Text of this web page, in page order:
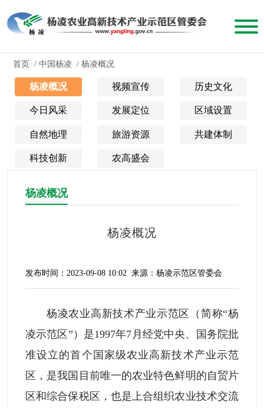
首页 / 中国杨凌 / 杨凌概况
杨凌概况 视频宣传 历史文化
今日风采 发展定位 区域设置
自然地理 旅游资源 共建体制
科技创新 农高盛会
杨凌概况
杨凌概况
发布时间：2023-09-08 10:02 来源：杨凌示范区管委会
杨凌农业高新技术产业示范区（简称“杨
凌示范区”）是1997年7月经党中央、国务院批
准设立的首个国家级农业高新技术产业示范
区，是我国目前唯一的农业特色鲜明的自贸片
区和综合保税区，也是上合组织农业技术交流